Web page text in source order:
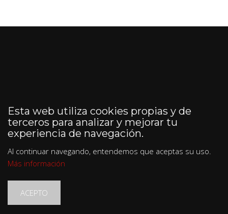
Esta web utiliza cookies propias y de
terceros para analizar y mejorar tu
experiencia de navegación.
Al continuar navegando, entendemos que aceptas su uso.
Más información
ACEPTO